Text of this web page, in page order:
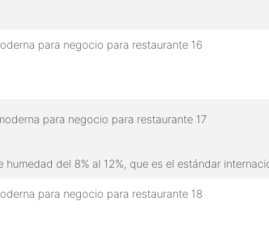
del 8% al 12%, que es el estándar